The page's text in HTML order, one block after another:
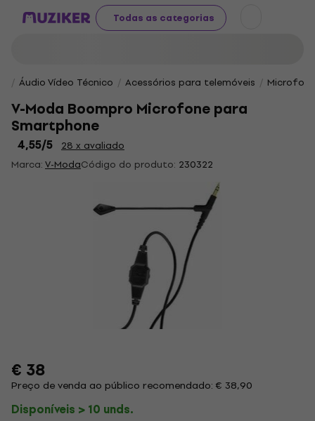
Todas as categorias
Áudio Vídeo Técnico Acessórios para telemóveis
V-Moda Boompro Microfone para
Smartphone
4,55/5
28 x avaliado
Marca:V-ModaCódigo do produto: 230322
€ 38
Preço de venda ao público recomendado: € 38,90
Disponíveis > 10 unds.